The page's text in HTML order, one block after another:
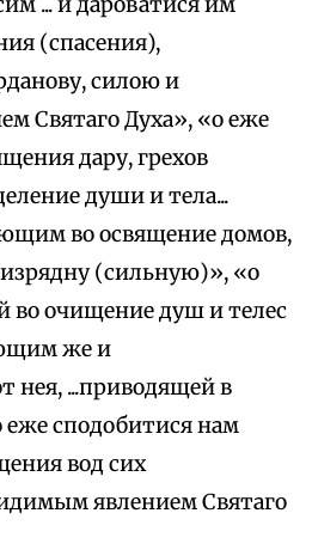
(спасения),
силою и
Святаго Духа», «о еже
дару, грехов
души и тела...
во освящение домов,
изрядну (сильную)», «о
во очищение душ и телес
же и
...приводящей в
сподобитися нам
вод сих
явлением Святаго